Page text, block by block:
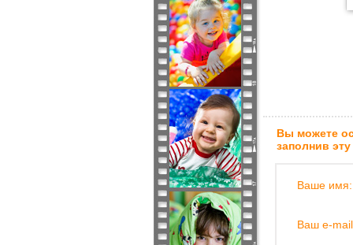
Вы можете
заполнив
Ваше имя:
Ваш e-